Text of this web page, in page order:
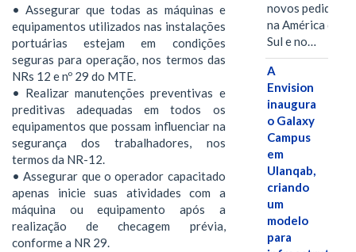
• Assegurar que todas as máquinas e
equipamentos utilizados nas instalações
portuárias estejam em condições
seguras para operação, nos termos das
NRs 12 e nº 29 do MTE.
• Realizar manutenções preventivas e
preditivas adequadas em todos os
equipamentos que possam influenciar na
segurança dos trabalhadores, nos
termos da NR-12.
• Assegurar que o operador capacitado
apenas inicie suas atividades com a
máquina ou equipamento após a
realização de checagem prévia,
conforme a NR 29.
novos pedidos
na América do
Sul e no…
A
Envision
inaugura
o Galaxy
Campus
em
Ulanqab,
criando
um
modelo
para